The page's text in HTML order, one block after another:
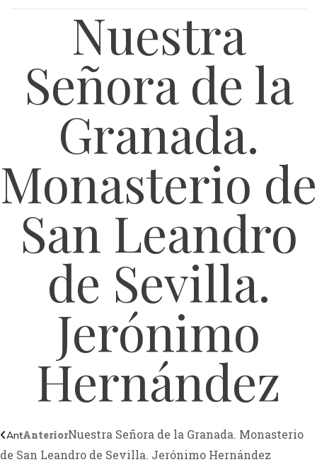
Nuestra
Señora de la
Granada.
Monasterio de
San Leandro
de Sevilla.
Jerónimo
Hernández
AntAnteriorNuestra Señora de la Granada. Monasterio
de San Leandro de Sevilla. Jerónimo Hernández